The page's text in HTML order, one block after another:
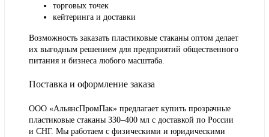
торговых точек
кейтеринга и доставки
Возможность заказать пластиковые стаканы оптом делает
их выгодным решением для предприятий общественного
питания и бизнеса любого масштаба.
Поставка и оформление заказа
ООО «АльянсПромПак» предлагает купить прозрачные
пластиковые стаканы 330–400 мл с доставкой по России
и СНГ. Мы работаем с физическими и юридическими